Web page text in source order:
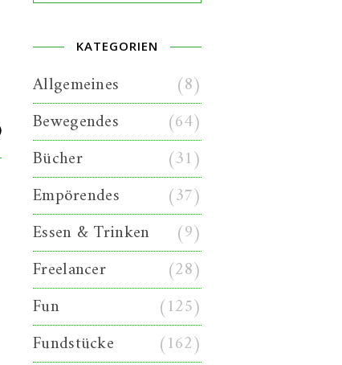
KATEGORIEN
Allgemeines
(8)
Bewegendes
(64)
Bücher
(31)
Empörendes
(37)
Essen & Trinken
(9)
Freelancer
(28)
Fun
(125)
Fundstücke
(162)